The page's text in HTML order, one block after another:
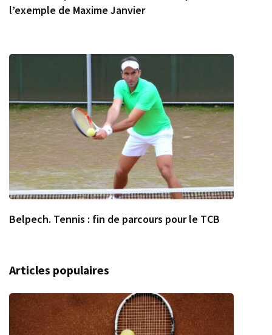
l’exemple de Maxime Janvier
Belpech. Tennis : fin de parcours pour le TCB
Articles populaires